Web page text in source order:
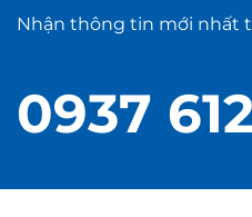
Nhận thông tin mới nhất
0937